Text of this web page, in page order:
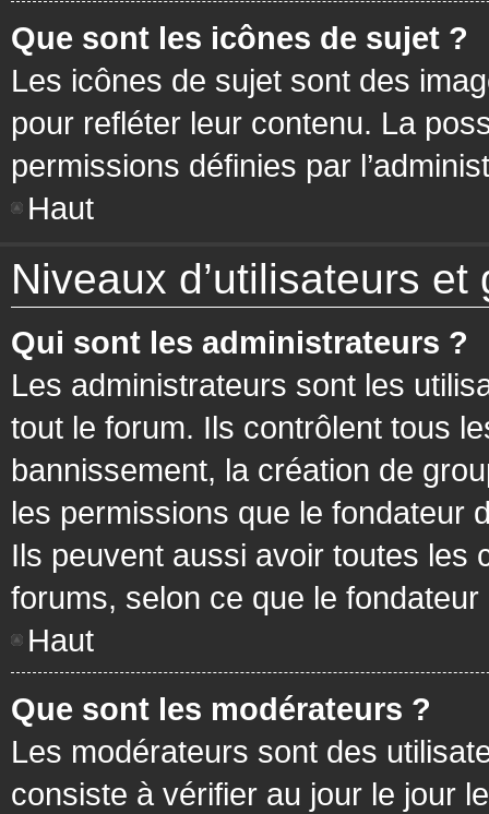
Que sont les icônes de sujet ?
Les icônes de sujet sont des
pour refléter leur contenu. La
permissions définies par
Haut
Niveaux d’utilisateurs et
Qui sont les administrateurs ?
Les administrateurs sont les
tout le forum. Ils contrôlent tous
bannissement, la création de
les permissions que le fondateur
Ils peuvent aussi avoir toutes les
forums, selon ce que le
Haut
Que sont les modérateurs ?
Les modérateurs sont des
consiste à vérifier au jour le jour